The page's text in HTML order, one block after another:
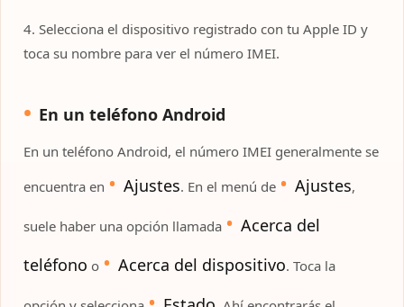
4. Selecciona el dispositivo registrado con tu Apple ID y
toca su nombre para ver el número IMEI.
En un teléfono Android
En un teléfono Android, el número IMEI generalmente se
encuentra en
Ajustes. En el menú de Ajustes,
suele haber una opción llamada
Acerca del
teléfono o Acerca del dispositivo. Toca la